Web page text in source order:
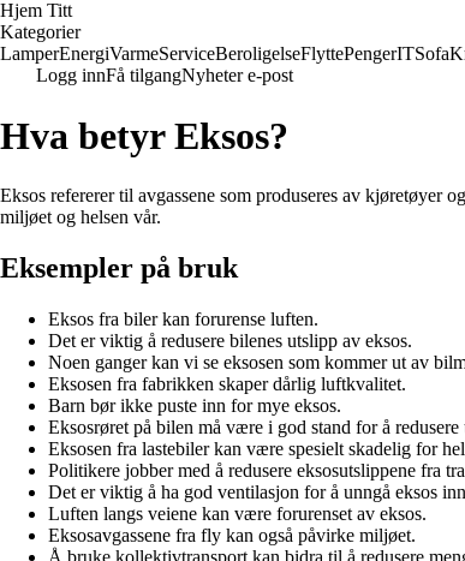
Hjem Titt
Kategorier
LamperEnergiVarmeServiceBeroligelseFlyttePengerITSofa
Logg innFå tilgangNyheter e-post
Hva betyr Eksos?
Eksos refererer til avgassene som produseres av kjøretøyer
miljøet og helsen vår.
Eksempler på bruk
Eksos fra biler kan forurense luften.
Det er viktig å redusere bilenes utslipp av eksos.
Noen ganger kan vi se eksosen som kommer ut av
Eksosen fra fabrikken skaper dårlig luftkvalitet.
Barn bør ikke puste inn for mye eksos.
Eksosrøret på bilen må være i god stand for å redusere
Eksosen fra lastebiler kan være spesielt skadelig for
Politikere jobber med å redusere eksosutslippene fra
Det er viktig å ha god ventilasjon for å unngå eksos
Luften langs veiene kan være forurenset av eksos.
Eksosavgassene fra fly kan også påvirke miljøet.
Å bruke kollektivtransport kan bidra til å redusere